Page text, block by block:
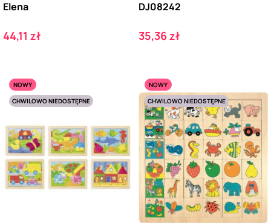
Elena
Cena
44,11 zł
DJ08242
Cena
35,36 zł
NOWY
CHWILOWO NIEDOSTĘPNE
NOWY
CHWILOWO NIEDOSTĘPNE